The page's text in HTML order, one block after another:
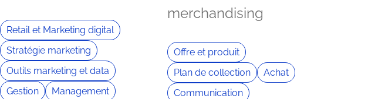
Retail et Marketing digital
Stratégie marketing
Outils marketing et data
Gestion
Management
merchandising
Offre et produit
Plan de collection
Achat
Communication